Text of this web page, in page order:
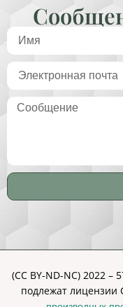
(CC BY-ND-NC) 2022 –
подлежат лицензии